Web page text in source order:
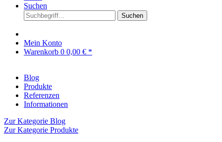
Suchen
Suchen
Mein Konto
Warenkorb 0 0,00 € *
Blog
Produkte
Referenzen
Informationen
Zur Kategorie Blog
Zur Kategorie Produkte